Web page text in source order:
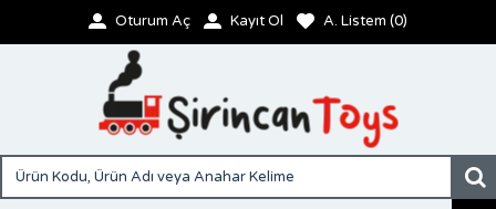
Oturum Aç Kayıt Ol A. Listem (0)